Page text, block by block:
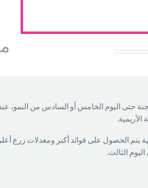
حتى اليوم الخامس أو السادس من النمو،
يتم الحصول على فوائد أكبر ومعدلات زرع
الثالث.